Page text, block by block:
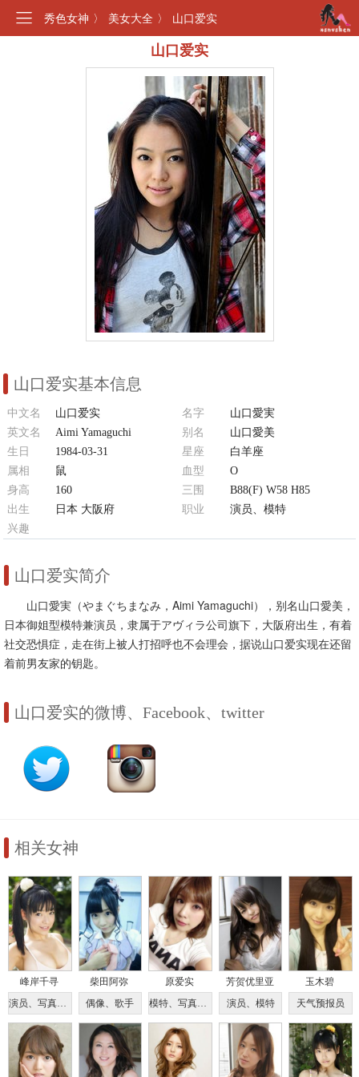
秀色女神 〉 美女大全 〉 山口爱实
山口爱实
山口爱实基本信息
中文名 山口爱实 名字
山口愛実
英文名
Aimi Yamaguchi 别名
山口愛美
生日
1984-03-31 星座
白羊座
属相
鼠 血型
O
身高
160 三围
B88(F) W58 H85
出生
日本 大阪府 职业
演员、模特
兴趣
山口爱实简介
山口愛実（やまぐちまなみ，Aimi Yamaguchi），别名山口愛美，
日本御姐型模特兼演员，隶属于アヴィラ公司旗下，大阪府出生，有着
社交恐惧症，走在街上被人打招呼也不会理会，据说山口爱实现在还留
着前男友家的钥匙。
山口爱实的微博、Facebook、twitter
相关女神
峰岸千寻
演员、写真偶像、车模
柴田阿弥
偶像、歌手
原爱实
模特、写真偶像
芳贺优里亚
演员、模特
玉木碧
天气预报员